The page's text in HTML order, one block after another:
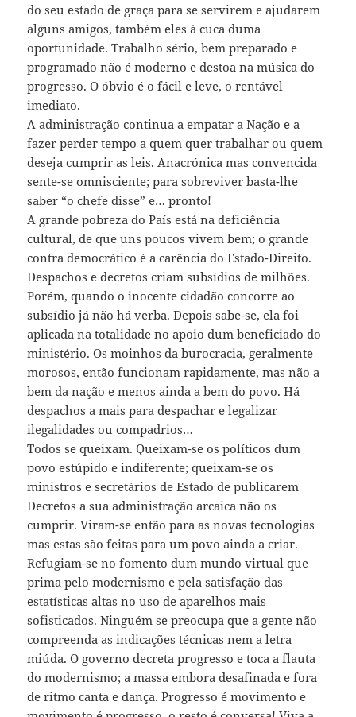
do seu estado de graça para se servirem e ajudarem
alguns amigos, também eles à cuca duma
oportunidade. Trabalho sério, bem preparado e
programado não é moderno e destoa na música do
progresso. O óbvio é o fácil e leve, o rentável
imediato.
A administração continua a empatar a Nação e a
fazer perder tempo a quem quer trabalhar ou quem
deseja cumprir as leis. Anacrónica mas convencida
sente-se omnisciente; para sobreviver basta-lhe
saber “o chefe disse” e… pronto!
A grande pobreza do País está na deficiência
cultural, de que uns poucos vivem bem; o grande
contra democrático é a carência do Estado-Direito.
Despachos e decretos criam subsídios de milhões.
Porém, quando o inocente cidadão concorre ao
subsídio já não há verba. Depois sabe-se, ela foi
aplicada na totalidade no apoio dum beneficiado do
ministério. Os moinhos da burocracia, geralmente
morosos, então funcionam rapidamente, mas não a
bem da nação e menos ainda a bem do povo. Há
despachos a mais para despachar e legalizar
ilegalidades ou compadrios…
Todos se queixam. Queixam-se os políticos dum
povo estúpido e indiferente; queixam-se os
ministros e secretários de Estado de publicarem
Decretos a sua administração arcaica não os
cumprir. Viram-se então para as novas tecnologias
mas estas são feitas para um povo ainda a criar.
Refugiam-se no fomento dum mundo virtual que
prima pelo modernismo e pela satisfação das
estatísticas altas no uso de aparelhos mais
sofisticados. Ninguém se preocupa que a gente não
compreenda as indicações técnicas nem a letra
miúda. O governo decreta progresso e toca a flauta
do modernismo; a massa embora desafinada e fora
de ritmo canta e dança. Progresso é movimento e